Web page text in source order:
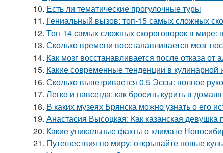
10. Есть ли тематические прогулочные туры
11. Гениальный вызов: топ-15 самых сложных
12. Топ-14 самых сложных скороговорок в мире:
13. Сколько времени восстанавливается мозг
14. Как мозг восстанавливается после отказа
15. Какие современные тенденции в
16. Сколько выветривается 0.5 Эссы: полное
17. Легко и навсегда: как бросить курить в
18. В каких музеях Брянска можно узнать о его
19. Анастасия Высоцкая: Как казанская девушка
20. Какие уникальные факты о климате
21. Путешествия по миру: открывайте новые